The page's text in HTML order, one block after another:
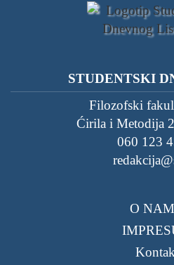
STUDENTSKI
Filozofski
Ćirila i Metodija
060 123
O